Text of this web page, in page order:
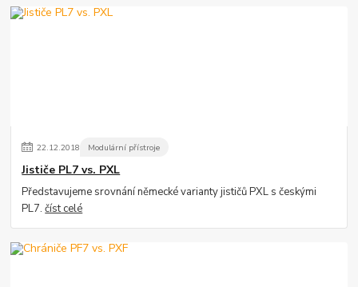
22.12.2018 Modulární přístroje
Jističe PL7 vs. PXL
Představujeme srovnání německé varianty jističů PXL s českými
PL7.číst celé